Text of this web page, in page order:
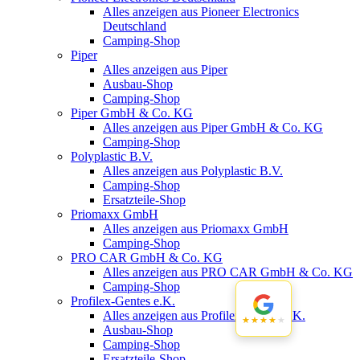
Alles anzeigen aus Pioneer Electronics
Deutschland
Camping-Shop
Piper
Alles anzeigen aus Piper
Ausbau-Shop
Camping-Shop
Piper GmbH & Co. KG
Alles anzeigen aus Piper GmbH & Co. KG
Camping-Shop
Polyplastic B.V.
Alles anzeigen aus Polyplastic B.V.
Camping-Shop
Ersatzteile-Shop
Priomaxx GmbH
Alles anzeigen aus Priomaxx GmbH
Camping-Shop
PRO CAR GmbH & Co. KG
Alles anzeigen aus PRO CAR GmbH & Co. KG
Camping-Shop
Profilex-Gentes e.K.
Alles anzeigen aus Profilex-Gentes e.K.
Ausbau-Shop
Camping-Shop
★★★★★
★★★★★